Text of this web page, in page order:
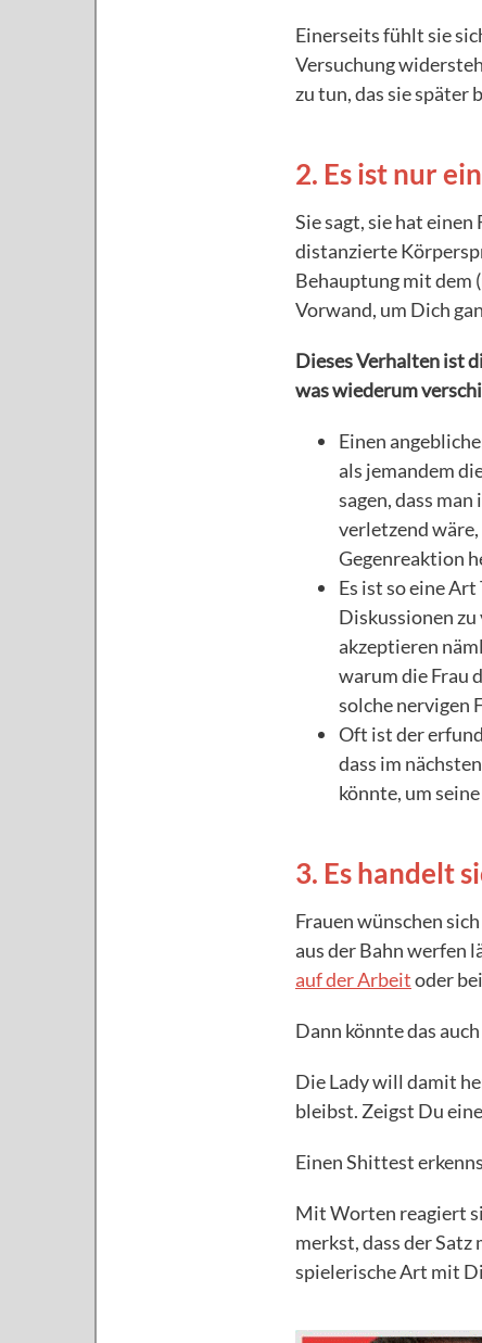
Einerseits fühlt sie
Versuchung
zu tun, das sie später
2. Es ist nur
Sie sagt, sie hat
distanzierte
Behauptung mit dem
Vorwand, um Dich
Dieses Verhalten ist
was wiederum
Einen
als jemandem
sagen, dass
verletzend
Gegenreaktion
Es ist so eine
Diskussionen
akzeptieren
warum die Frau
solche nervigen
Oft ist der
dass im
könnte, um
3. Es handelt
Frauen wünschen
aus der Bahn werfen
auf der Arbeitoder
Dann könnte das
Die Lady will damit
bleibst. Zeigst Du
Einen Shittest
Mit Worten reagiert
merkst, dass der
spielerische Art mit